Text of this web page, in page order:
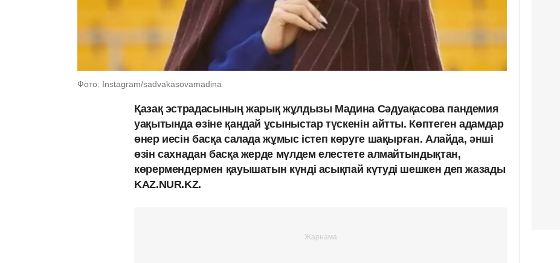
Фото: Instagram/sadvakasovamadina
Қазақ эстрадасының жарық жұлдызы Мадина Сәдуақасова пандемия
уақытында өзіне қандай ұсыныстар түскенін айтты. Көптеген адамдар
өнер иесін басқа салада жұмыс істеп көруге шақырған. Алайда, әнші
өзін сахнадан басқа жерде мүлдем елестете алмайтындықтан,
көрермендермен қауышатын күнді асықпай күтуді шешкен деп жазады
KAZ.NUR.KZ.